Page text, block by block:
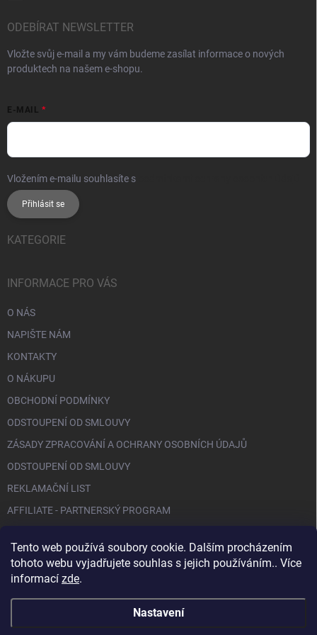
Tento web používá soubory cookie. Dalším procházením
tohoto webu vyjadřujete souhlas s jejich používáním.. Více
informací zde.
Nastavení
ODEBÍRAT NEWSLETTER
Vložte svůj e-mail a my vám budeme zasílat informace o nových
produktech na našem e-shopu.
E-MAIL
Vložením e-mailu souhlasíte s
Přihlásit se
KATEGORIE
INFORMACE PRO VÁS
O NÁS
NAPIŠTE NÁM
KONTAKTY
O NÁKUPU
OBCHODNÍ PODMÍNKY
ODSTOUPENÍ OD SMLOUVY
ZÁSADY ZPRACOVÁNÍ A OCHRANY OSOBNÍCH ÚDAJŮ
ODSTOUPENÍ OD SMLOUVY
REKLAMAČNÍ LIST
AFFILIATE - PARTNERSKÝ PROGRAM
FACEBOOK